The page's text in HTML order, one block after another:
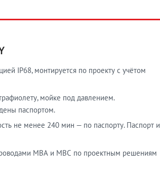
IP68, монтируется по проекту с учётом
мойке под давлением.
паспортом.
не менее 240 мин — по паспорту. Паспорт и
МВА и МВС по проектным решениям